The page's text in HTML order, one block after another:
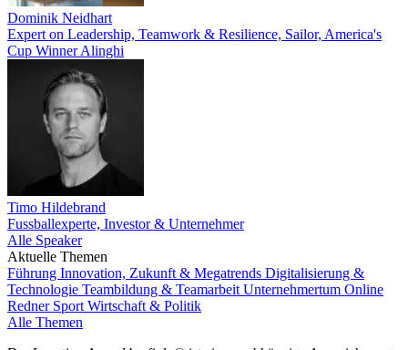
Dominik Neidhart
Expert on Leadership, Teamwork & Resilience, Sailor, America's
Cup Winner Alinghi
Timo Hildebrand
Fussballexperte, Investor & Unternehmer
Alle Speaker
Aktuelle Themen
Führung Innovation, Zukunft & Megatrends Digitalisierung &
Technologie Teambildung & Teamarbeit Unternehmertum Online
Redner Sport Wirtschaft & Politik
Alle Themen